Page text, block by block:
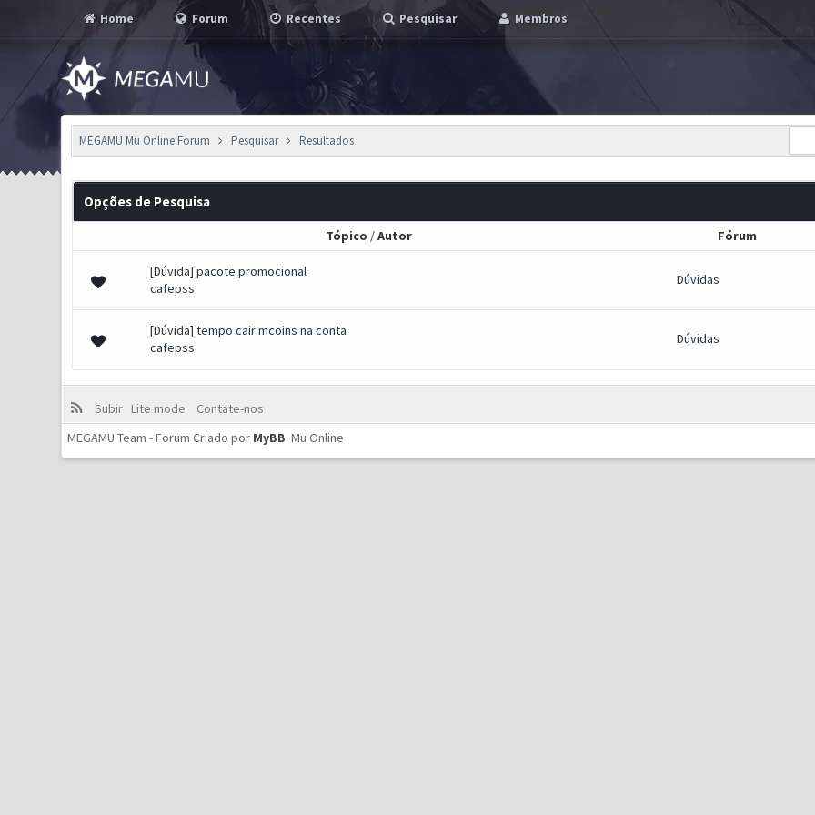
Home Forum Recentes Pesquisar Membros
MEGAMU Mu Online Forum Pesquisar Resultados
Opções de Pesquisa
Tópico /Autor Fórum
[Dúvida] pacote promocional
cafepss
Dúvidas
[Dúvida] tempo cair mcoins na conta
cafepss
Dúvidas
Subir Lite mode
Contate-nos
MEGAMU Team - Forum Criado por MyBB.Mu Online